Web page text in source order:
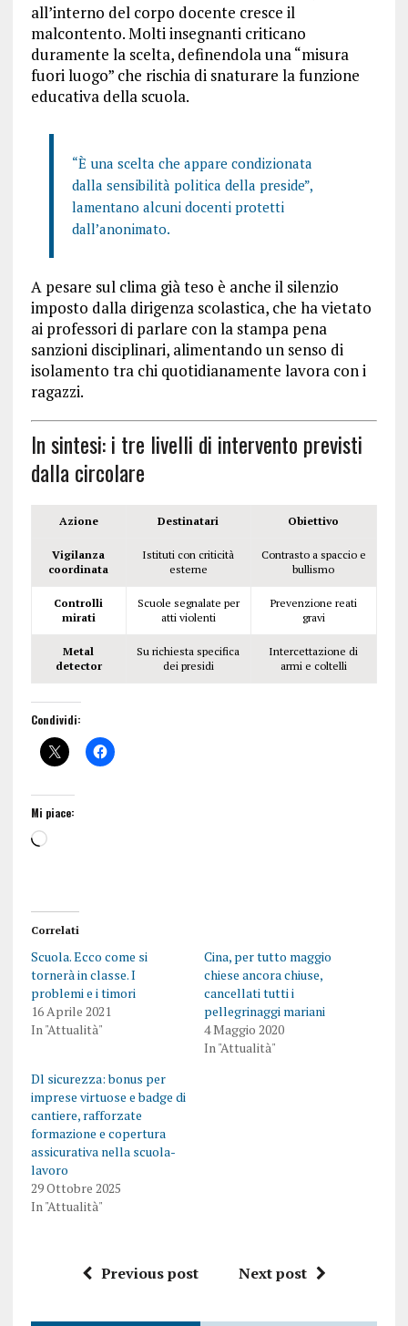
all’interno del corpo docente cresce il
malcontento. Molti insegnanti criticano
duramente la scelta, definendola una “misura
fuori luogo” che rischia di snaturare la funzione
educativa della scuola.
“È una scelta che appare condizionata
dalla sensibilità politica della preside”,
lamentano alcuni docenti protetti
dall’anonimato.
A pesare sul clima già teso è anche il silenzio
imposto dalla dirigenza scolastica, che ha vietato
ai professori di parlare con la stampa pena
sanzioni disciplinari, alimentando un senso di
isolamento tra chi quotidianamente lavora con i
ragazzi.
In sintesi: i tre livelli di intervento previsti
dalla circolare
Azione Destinatari Obiettivo
Vigilanza
coordinata
Istituti con criticità
esterne
Contrasto a spaccio e
bullismo
Controlli
mirati
Scuole segnalate per
atti violenti
Prevenzione reati
gravi
Metal
detector
Su richiesta specifica
dei presidi
Intercettazione di
armi e coltelli
Condividi:
Mi piace:
Correlati
Scuola. Ecco come si
tornerà in classe. I
problemi e i timori
16 Aprile 2021
In "Attualità"
Cina, per tutto maggio
chiese ancora chiuse,
cancellati tutti i
pellegrinaggi mariani
4 Maggio 2020
In "Attualità"
Dl sicurezza: bonus per
imprese virtuose e badge di
cantiere, rafforzate
formazione e copertura
assicurativa nella scuola-
lavoro
29 Ottobre 2025
In "Attualità"
Previous post Next post